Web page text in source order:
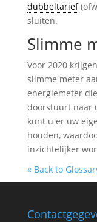
dubbeltarief
sluiten.
Slimme
Voor 2020
slimme meter
energiemeter
doorstuurt naar
kunt u er uw
houden,
inzichtelijker
« Back to